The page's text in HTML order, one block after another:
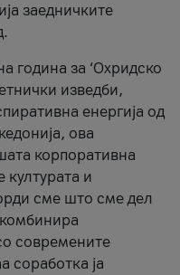
заедничките
година за ‘Охридско
изведби,
енергија од
ова
корпоративна
културата и
сме што сме дел
современите
соработка ја